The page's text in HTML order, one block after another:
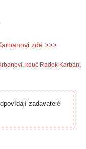
zde >>>
, kouč Radek Karban,
zadavatelé